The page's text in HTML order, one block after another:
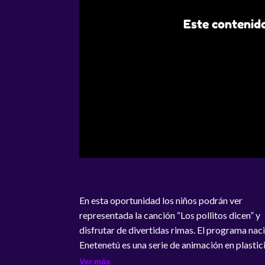
Este
En esta oportunidad los niños podrán ver
representada la canción “Los pollitos dicen” y
disfrutar de divertidas rimas. El programa
Enetenetú es una serie de animación en
recoge canciones infantiles de la tradición
Ver más